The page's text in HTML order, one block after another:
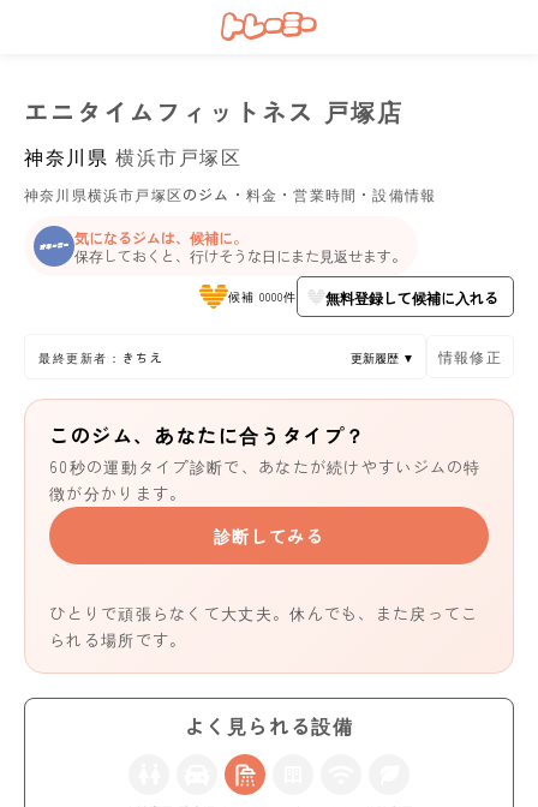
エニタイムフィットネス 戸塚店
神奈川県 横浜市戸塚区
神奈川県横浜市戸塚区のジム・料金・営業時間・設備情報
気になるジムは、候補に。
保存しておくと、行けそうな日にまた見返せます。
候補 0000件 無料登録して候補に入れる
最終更新者：きちえ 更新履歴 ▼ 情報修正
このジム、あなたに合うタイプ？
60秒の運動タイプ診断で、あなたが続けやすいジムの特
徴が分かります。
診断してみる
ひとりで頑張らなくて大丈夫。休んでも、また戻ってこ
られる場所です。
よく見られる設備